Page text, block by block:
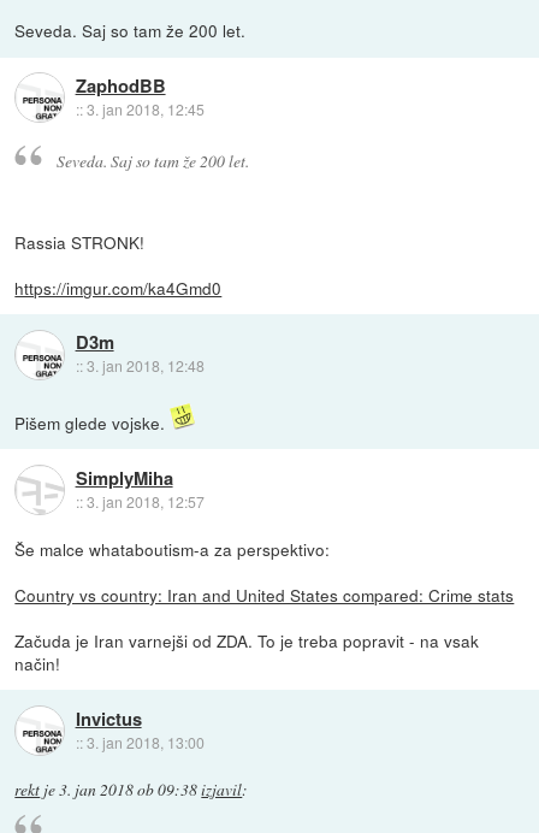
Seveda. Saj so tam že 200 let.
ZaphodBB
::3. jan 2018, 12:45
Seveda. Saj so tam že 200 let.
Rassia STRONK!
https://imgur.com/ka4Gmd0
D3m
::3. jan 2018, 12:48
Pišem glede vojske.
SimplyMiha
::3. jan 2018, 12:57
Še malce whataboutism-a za perspektivo:
Country vs country: Iran and United States compared: Crime stats
Začuda je Iran varnejši od ZDA. To je treba popravit - na vsak
način!
Invictus
::3. jan 2018, 13:00
rekt je3. jan 2018 ob 09:38izjavil: